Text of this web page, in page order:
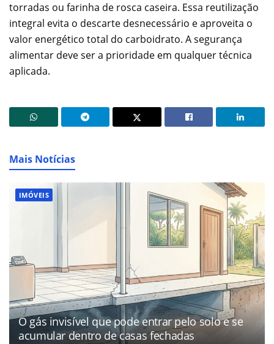
torradas ou farinha de rosca caseira. Essa reutilização
integral evita o descarte desnecessário e aproveita o
valor energético total do carboidrato. A segurança
alimentar deve ser a prioridade em qualquer técnica
aplicada.
Mais Notícias
IMÓVEIS
O gás invisível que pode entrar pelo solo e se
acumular dentro de casas fechadas